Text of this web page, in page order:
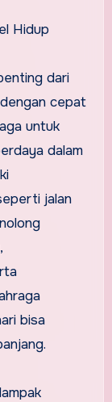
Hidup
dari
cepat
untuk
dalam
jalan
bisa